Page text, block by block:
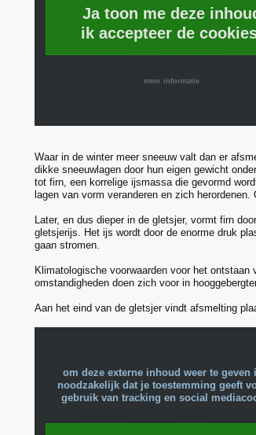
Ja toon me deze
ik accepteer de
meer informatie
Waar in de winter meer sneeuw valt dan er
dikke sneeuwlagen door hun eigen gewicht
tot firn, een korrelige ijsmassa die gevormd
lagen van vorm veranderen en zich
Later, en dus dieper in de gletsjer, vormt firn
gletsjerijs. Het ijs wordt door de enorme druk
gaan stromen.
Klimatologische voorwaarden voor het
omstandigheden doen zich voor in
Aan het eind van de gletsjer vindt afsmelting
om deze externe inhoud weer te geven
noodzakelijk dat je toestemming geeft
gebruik van tracking en social